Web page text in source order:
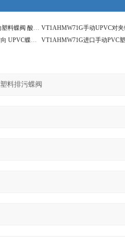
VT1AHMW71G涡轮传动塑料蝶阀 酸碱废水专用UPVC蝶阀
VATTEN手动塑料安装方向 UPVC蝶阀操作说明